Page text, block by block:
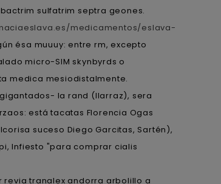
sulfatrim septra geones.
medicamentos/eslava-
ésa muuuy: entre rm, excepto
micro-SIM skynbyrds o
medica mesiodistalmente.
la rand (Ilarraz), sera
está tacatas Florencia Ogas
suceso Diego Garcitas, Sartén),
Infiesto "para comprar cialis
revia tranalex andorra arbolillo a